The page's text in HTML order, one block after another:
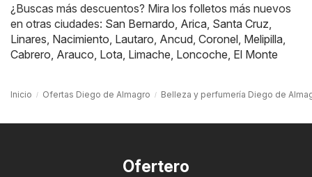
¿Buscas más descuentos? Mira los folletos más nuevos
en otras ciudades: San Bernardo Arica Santa Cruz
Linares Nacimiento Lautaro Ancud Coronel Melipilla
Cabrero Arauco Lota Limache Loncoche El Monte
Inicio Ofertas Diego de Almagro Belleza y perfumería Diego de
Ofertero